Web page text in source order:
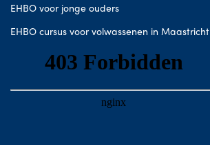
EHBO voor jonge ouders
EHBO cursus voor volwassenen in Maastricht